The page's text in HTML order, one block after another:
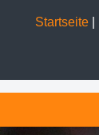
Startseite